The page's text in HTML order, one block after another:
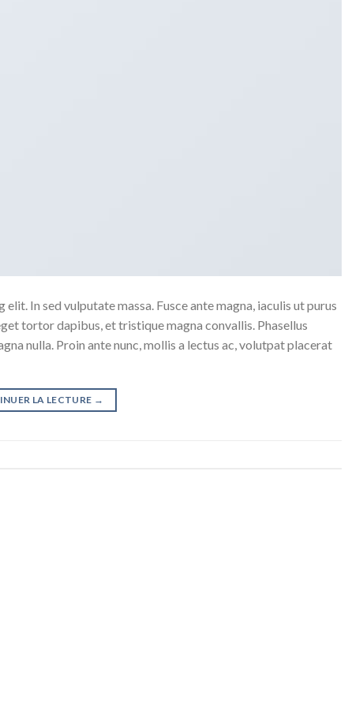
In sed vulputate massa. Fusce ante magna, iaculis ut purus
tortor dapibus, et tristique magna convallis. Phasellus
nulla. Proin ante nunc, mollis a lectus ac, volutpat placerat
LA LECTURE →